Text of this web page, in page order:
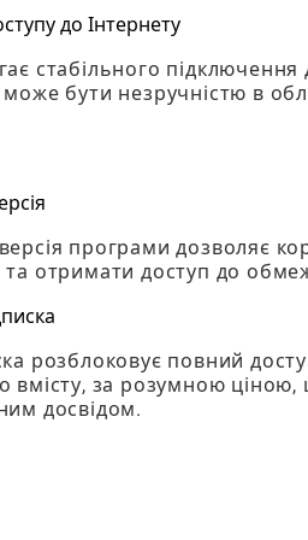
до Інтернету
стабільного підключення
бути незручністю в
програми дозволяє
та отримати доступ до
розблоковує повний
вмісту, за розумною
досвідом.